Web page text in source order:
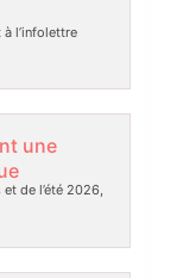
à l’infolettre
une
de l’été 2026,